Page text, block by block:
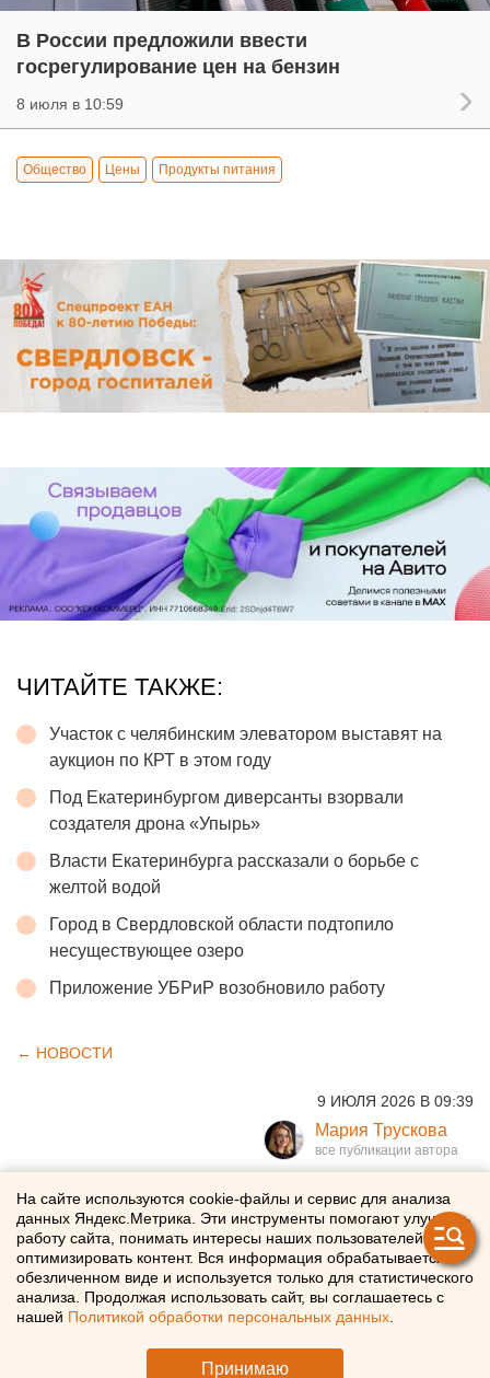
В России предложили ввести
госрегулирование цен на бензин
8 июля в 10:59
Общество Цены Продукты питания
ЧИТАЙТЕ ТАКЖЕ:
Участок с челябинским элеватором выставят на
аукцион по КРТ в этом году
Под Екатеринбургом диверсанты взорвали
создателя дрона «Упырь»
Власти Екатеринбурга рассказали о борьбе с
желтой водой
Город в Свердловской области подтопило
несуществующее озеро
Приложение УБРиР возобновило работу
← НОВОСТИ
9 ИЮЛЯ 2026 В 09:39
Мария Трускова
В Екатеринбурге при
поддержке Сбера построят
новый жилой квартал
неподалеку от Белой башни
Сбер профинансирует строительство жилого квартала
На сайте используются cookie-файлы и сервис для анализа
данных Яндекс.Метрика. Эти инструменты помогают улучшать
работу сайта, понимать интересы наших пользователей и
оптимизировать контент. Вся информация обрабатывается в
обезличенном виде и используется только для статистического
анализа. Продолжая использовать сайт, вы соглашаетесь с
нашей Политикой обработки персональных данных
Принимаю